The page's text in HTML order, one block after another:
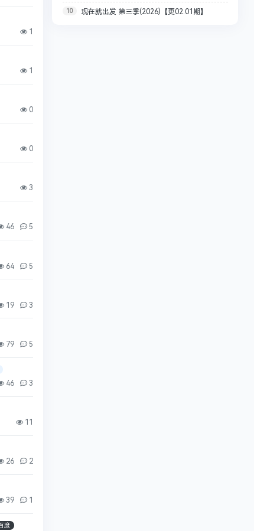
1
1
0
0
3
46 5
64 5
19 3
79 5
46 3
11
26 2
39 1
度
集397MB/国语中字]
【附第一季】[WEB-MKV/492.9G][国语中字]
10 现在就出发 第三季(2026)【更02.01期】